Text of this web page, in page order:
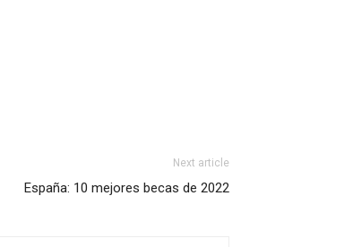
Next article
España: 10 mejores becas de 2022